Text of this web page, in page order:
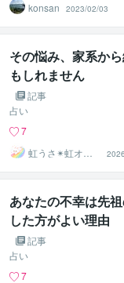
konsan
2023/02/03
その悩み、家系か
もしれません
記事
占い
7
虹うさ✴︎虹オフ
ィス
あなたの不幸は先
した方がよい理由
記事
占い
7